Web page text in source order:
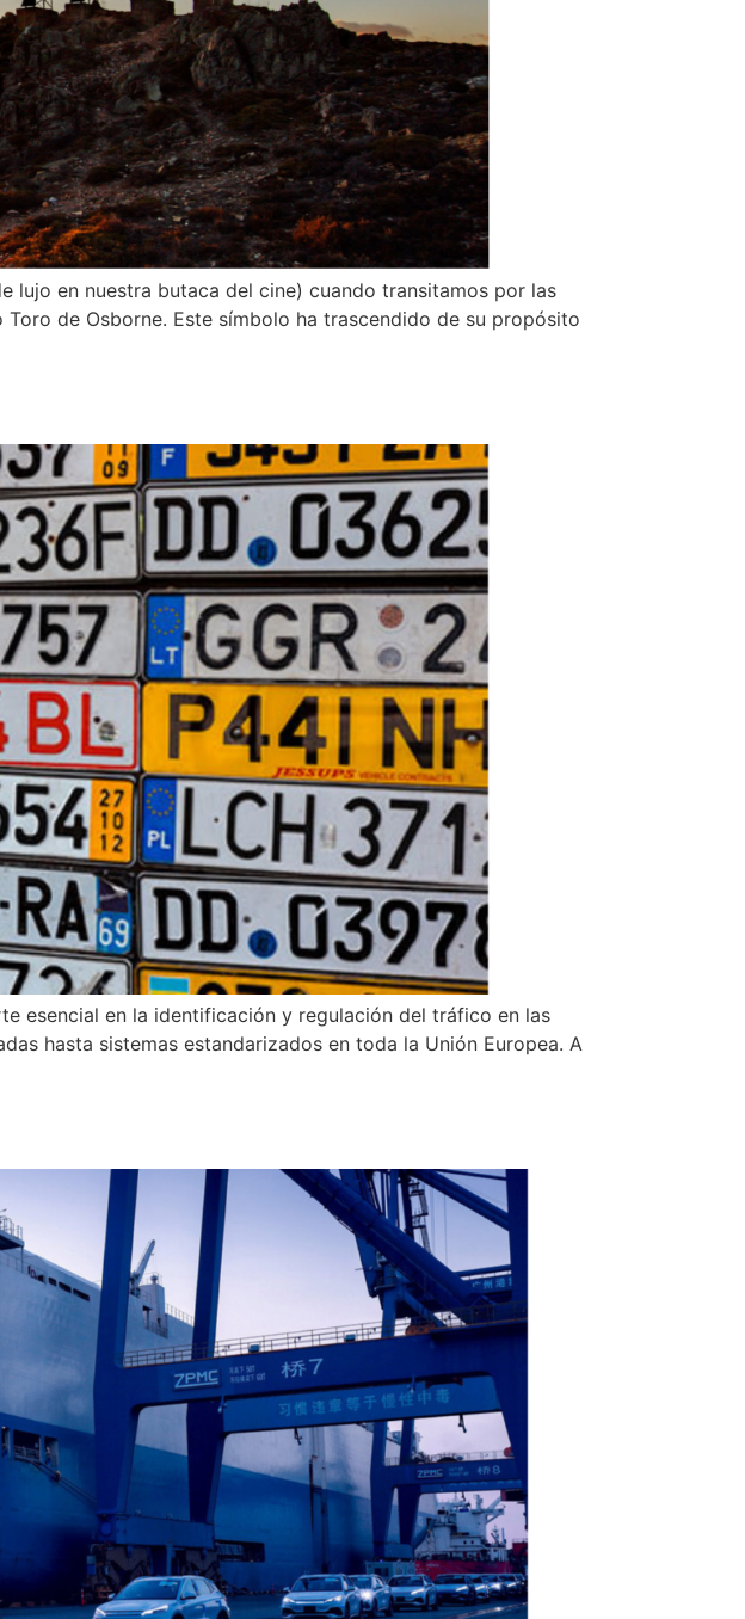
lujo en nuestra butaca del cine) cuando transitamos por las
de Osborne. Este símbolo ha trascendido de su propósito
esencial en la identificación y regulación del tráfico en las
hasta sistemas estandarizados en toda la Unión Europea. A